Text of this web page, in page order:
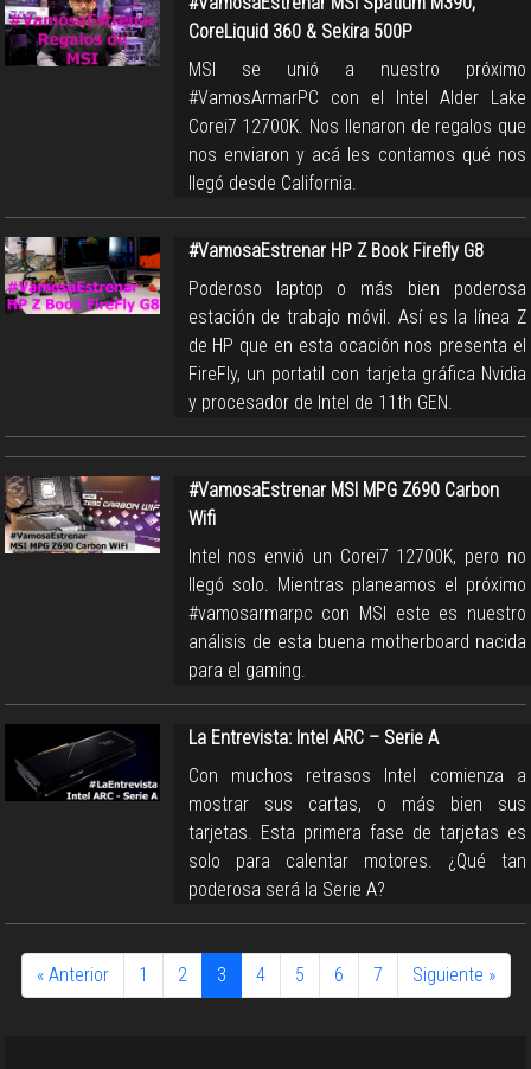
CoreLiquid 360 & Sekira 500P
MSI se unió a nuestro próximo
#VamosArmarPC con el Intel Alder Lake
Corei7 12700K. Nos llenaron de regalos que
nos enviaron y acá les contamos qué nos
llegó desde California.
#VamosaEstrenar HP Z Book Firefly G8
Poderoso laptop o más bien poderosa
estación de trabajo móvil. Así es la línea Z
de HP que en esta ocación nos presenta el
FireFly, un portatil con tarjeta gráfica Nvidia
y procesador de Intel de 11th GEN.
#VamosaEstrenar MSI MPG Z690 Carbon
Wifi
Intel nos envió un Corei7 12700K, pero no
llegó solo. Mientras planeamos el próximo
#vamosarmarpc con MSI este es nuestro
análisis de esta buena motherboard nacida
para el gaming.
La Entrevista: Intel ARC – Serie A
Con muchos retrasos Intel comienza a
mostrar sus cartas, o más bien sus
tarjetas. Esta primera fase de tarjetas es
solo para calentar motores. ¿Qué tan
poderosa será la Serie A?
« Anterior 1 2 3 4 5 6 7 Siguiente »